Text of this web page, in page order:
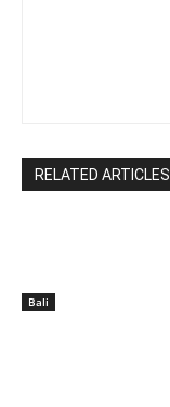
RELATED ARTICLES
Bali